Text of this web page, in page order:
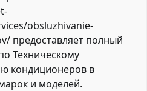
obsluzhivanie-
предоставляет полный
Техническому
кондиционеров в
и моделей.